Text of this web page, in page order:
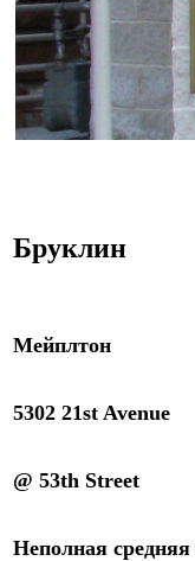
Бруклин
Мейплтон
5302 21st Avenue
@ 53th Street
Неполная средняя